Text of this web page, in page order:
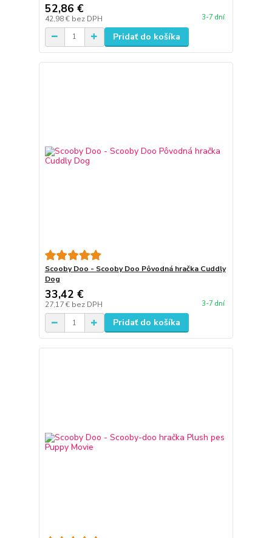
52,86 €
42,98 € bez DPH 3-7 dní
Pridať do košíka
Scooby Doo - Scooby Doo Pôvodná hračka Cuddly
Dog
33,42 €
27,17 € bez DPH 3-7 dní
Pridať do košíka